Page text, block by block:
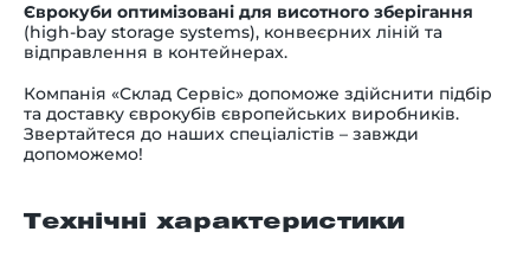
Єврокуби оптимізовані для висотного зберігання
(high-bay storage systems), конвеєрних ліній та
відправлення в контейнерах.
Компанія «Склад Сервіс» допоможе здійснити підбір
та доставку єврокубів європейських виробників.
Звертайтеся до наших спеціалістів – завжди
допоможемо!
Технічні характеристики